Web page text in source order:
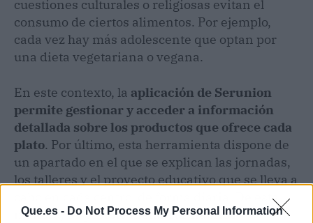
Que.es - Do Not Process My Personal Information
cuestiones culturales o religiosas evitan el
consumo de ciertos alimentos. Por ejemplo,
cada vez hay más adolescente que optan por
una dieta vegetariana o vegana.
En este contexto, la aplicación de Serunion
permite gestionar y acceder a información
detallada sobre los productos que ofrece cada
plato. Por último, esta herramienta dispone de
un apartado en el que se explican las jornadas,
los talleres y el proyecto educativo que se lleva a
cabo en cada centro, de forma diaria. De esta
manera, es posibleinstaurar hábitos